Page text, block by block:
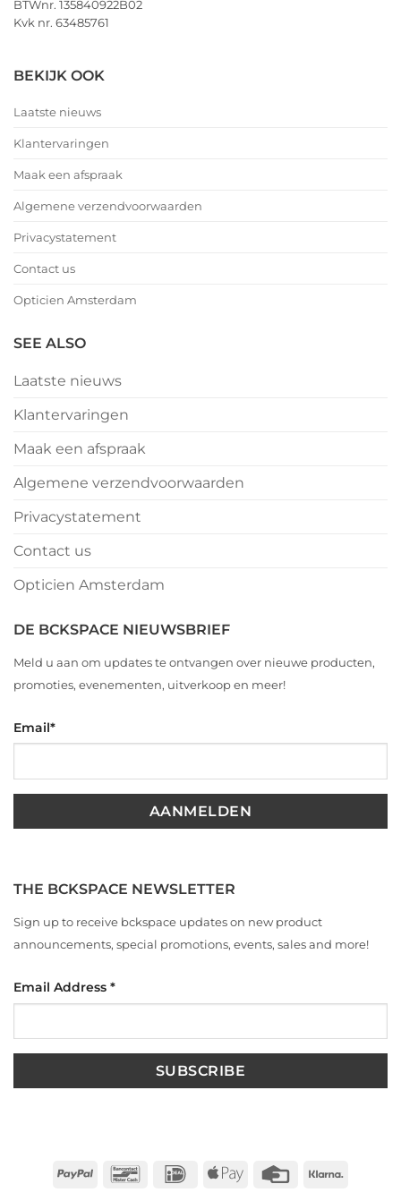
BTWnr. 135840922B02
Kvk nr. 63485761
BEKIJK OOK
Laatste nieuws
Klantervaringen
Maak een afspraak
Algemene verzendvoorwaarden
Privacystatement
Contact us
Opticien Amsterdam
SEE ALSO
Laatste nieuws
Klantervaringen
Maak een afspraak
Algemene verzendvoorwaarden
Privacystatement
Contact us
Opticien Amsterdam
DE BCKSPACE NIEUWSBRIEF
Meld u aan om updates te ontvangen over nieuwe producten,
promoties, evenementen, uitverkoop en meer!
Email*
THE BCKSPACE NEWSLETTER
Sign up to receive bckspace updates on new product
announcements, special promotions, events, sales and more!
Email Address *
PayPal Bancontact
IDeal
Apple
Credit